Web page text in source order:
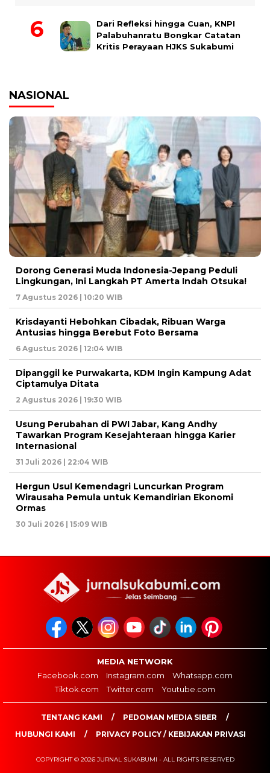
Dari Refleksi hingga Cuan, KNPI
Palabuhanratu Bongkar Catatan
Kritis Perayaan HJKS Sukabumi
NASIONAL
Dorong Generasi Muda Indonesia-Jepang Peduli
Lingkungan, Ini Langkah PT Amerta Indah Otsuka!
7 Agustus 2026 | 10:20 WIB
Krisdayanti Hebohkan Cibadak, Ribuan Warga
Antusias hingga Berebut Foto Bersama
6 Agustus 2026 | 12:04 WIB
Dipanggil ke Purwakarta, KDM Ingin Kampung Adat
Ciptamulya Ditata
2 Agustus 2026 | 19:30 WIB
Usung Perubahan di PWI Jabar, Kang Andhy
Tawarkan Program Kesejahteraan hingga Karier
Internasional
31 Juli 2026 | 22:04 WIB
Hergun Usul Kemendagri Luncurkan Program
Wirausaha Pemula untuk Kemandirian Ekonomi
Ormas
30 Juli 2026 | 15:09 WIB
MEDIA NETWORK
Facebook.com
Instagram.com
Whatsapp.com
Tiktok.com
Twitter.com Youtube.com
TENTANG KAMI
PEDOMAN MEDIA SIBER
HUBUNGI KAMI
PRIVACY POLICY / KEBIJAKAN PRIVASI
COPYRIGHT © 2026 JURNAL SUKABUMI - ALL RIGHTS RESERVED